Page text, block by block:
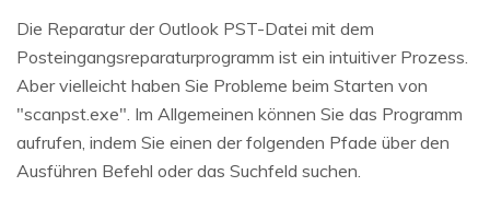
Die Reparatur der Outlook PST-Datei mit dem
Posteingangsreparaturprogramm ist ein intuitiver Prozess.
Aber vielleicht haben Sie Probleme beim Starten von
"scanpst.exe". Im Allgemeinen können Sie das Programm
aufrufen, indem Sie einen der folgenden Pfade über den
Ausführen Befehl oder das Suchfeld suchen.